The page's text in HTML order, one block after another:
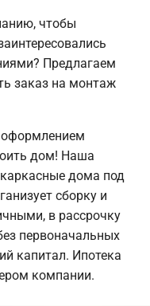
чтобы
Предлагаем
заказ на монтаж
дом! Наша
дома под
сборку и
в рассрочку
первоначальных
капитал. Ипотека
компании.